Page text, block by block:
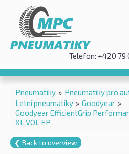
Telefon: +420 79
Pneumatiky » Pneumatiky pro
Letní pneumatiky » Goodyear »
Goodyear EfficientGrip
XL VOL FP
❮ Back to overview